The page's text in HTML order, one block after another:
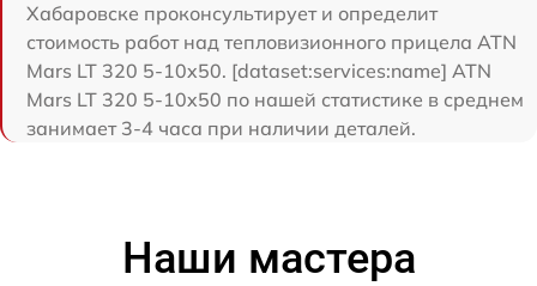
Хабаровске проконсультирует и определит
стоимость работ над тепловизионного прицела ATN
Mars LT 320 5-10x50. [dataset:services:name] ATN
Mars LT 320 5-10x50 по нашей статистике в среднем
занимает 3-4 часа при наличии деталей.
Наши мастера